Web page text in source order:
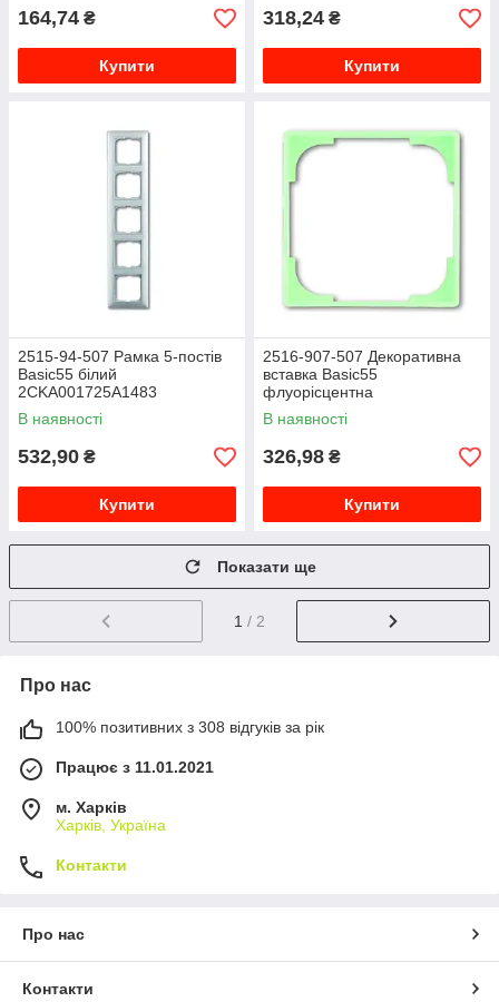
164,74 ₴
Купити
318,24 ₴
Купити
2515-94-507 Рамка 5-постiв
Basic55 білий
2CKA001725A1483
В наявності
532,90 ₴
Купити
2516-907-507 Декоративна
вставка Basic55
флуорісцентна
2CKA001726A0228
В наявності
326,98 ₴
Купити
Показати ще
1 / 2
Про нас
100% позитивних з 308 відгуків за рік
Працює з 11.01.2021
м. Харків
Харків, Україна
Контакти
Про нас
Контакти